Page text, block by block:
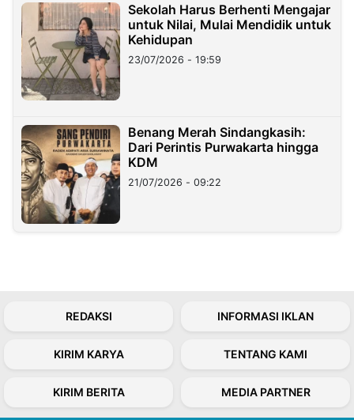
Sekolah Harus Berhenti Mengajar
untuk Nilai, Mulai Mendidik untuk
Kehidupan
23/07/2026 - 19:59
Benang Merah Sindangkasih:
Dari Perintis Purwakarta hingga
KDM
21/07/2026 - 09:22
REDAKSI INFORMASI IKLAN
KIRIM KARYA TENTANG KAMI
KIRIM BERITA MEDIA PARTNER